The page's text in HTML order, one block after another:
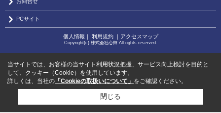
PCサイト
個人情報 ｜ 利用規約｜ アクセスマップ
Copyright(c) 株式会社心輝 All rights reserved.
当サイトでは、お客様の当サイト利用状況把握、サービス向上検討を目的と
して、クッキー（Cookie）を使用しています。
詳しくは、当社の 「Cookieの取扱いについて」 をご確認ください。
閉じる